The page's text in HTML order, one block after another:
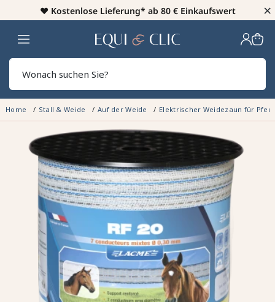
♥️ Kostenlose Lieferung* ab 80 € Einkaufswert ×
Heim
Home Stall & Weide Auf der Weide Elektrischer Weidezaun für